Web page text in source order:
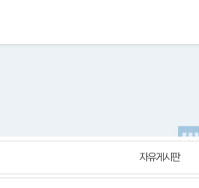
자유게시판